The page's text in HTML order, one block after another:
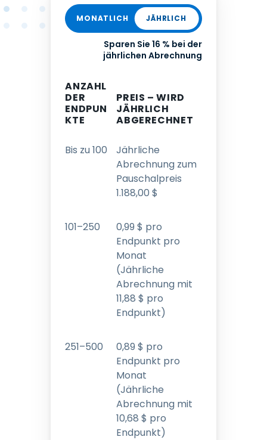
MONATLICH JÄHRLICH
Sparen Sie 16 % bei der
jährlichen Abrechnung
ANZAHL
DER
ENDPUN
KTE
PREIS – WIRD
JÄHRLICH
ABGERECHNET
Bis zu 100
Jährliche
Abrechnung zum
Pauschalpreis
1.188,00 $
101–250 0,99 $ pro
Endpunkt pro
Monat
(Jährliche
Abrechnung mit
11,88 $ pro
Endpunkt)
251–500 0,89 $ pro
Endpunkt pro
Monat
(Jährliche
Abrechnung mit
10,68 $ pro
Endpunkt)